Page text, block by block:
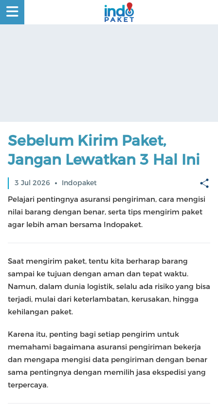
CEK
TARIF
KIRIM
SEKARANG
CARI
TOKO
TENTANG
Sebelum Kirim Paket,
Jangan Lewatkan 3 Hal Ini
3 Jul 2026 Indopaket
Pelajari pentingnya asuransi pengiriman, cara mengisi
nilai barang dengan benar, serta tips mengirim paket
agar lebih aman bersama Indopaket.
Saat mengirim paket, tentu kita berharap barang
sampai ke tujuan dengan aman dan tepat waktu.
Namun, dalam dunia logistik, selalu ada risiko yang bisa
terjadi, mulai dari keterlambatan, kerusakan, hingga
kehilangan paket.
Karena itu, penting bagi setiap pengirim untuk
memahami bagaimana asuransi pengiriman bekerja
dan mengapa mengisi data pengiriman dengan benar
sama pentingnya dengan memilih jasa ekspedisi yang
terpercaya.